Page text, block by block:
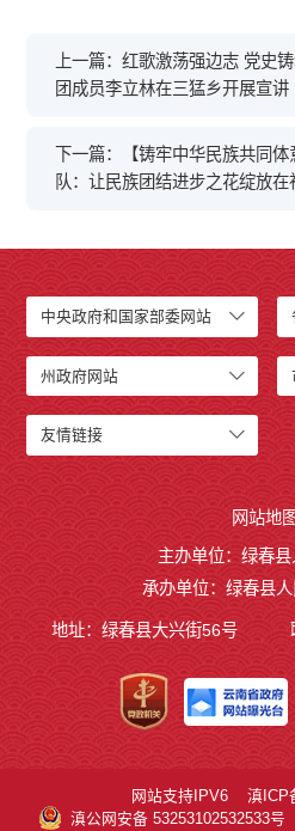
上一篇：红歌激荡强边志 党史
团成员李立林在三猛乡开展宣讲
下一篇：【铸牢中华民族共同
队：让民族团结进步之花绽放
中央政府和国家部委网站
州政府网站
友情链接
网站地图
主办单位：绿春
承办单位：绿春县人
地址：绿春县大兴街56号
网站支持IPV6
滇ICP
滇公网安备 53253102532533号